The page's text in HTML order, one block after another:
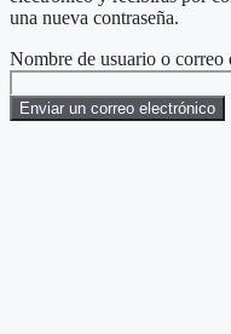
una nueva contraseña.
Nombre de usuario o correo
Enviar un correo electrónico